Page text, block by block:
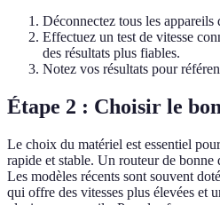
Déconnectez tous les appareils
Effectuez un test de vitesse
des résultats plus fiables.
Notez vos résultats pour
Étape 2 : Choisir le
Le choix du matériel est essentiel
rapide et stable. Un routeur de
Les modèles récents sont souvent
qui offre des vitesses plus élevées et